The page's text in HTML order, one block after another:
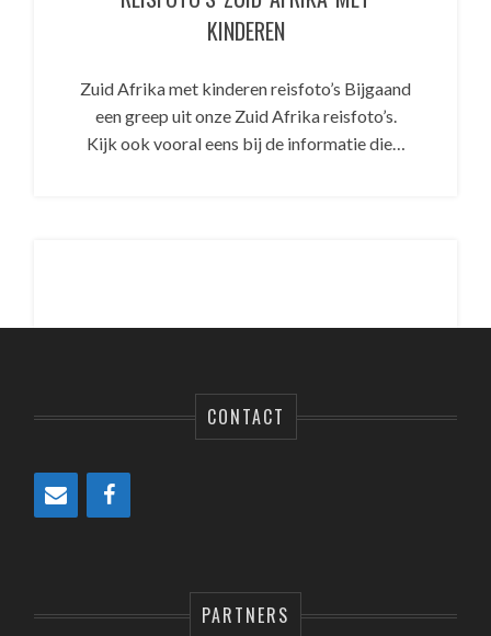
KINDEREN
Zuid Afrika met kinderen reisfoto’s Bijgaand
een greep uit onze Zuid Afrika reisfoto’s.
Kijk ook vooral eens bij de informatie die…
CONTACT
PARTNERS